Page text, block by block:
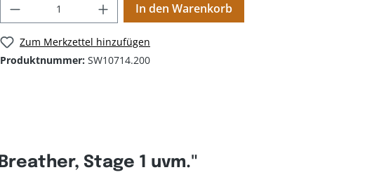
In den Warenkorb
Zum Merkzettel hinzufügen
Produktnummer: SW10714.200
Stage 1 uvm."